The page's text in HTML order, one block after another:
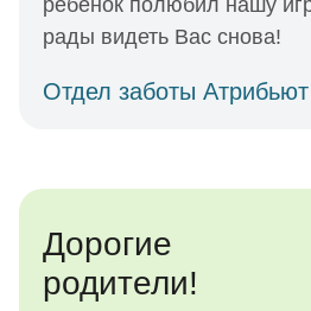
ребенок полюбил нашу
рады видеть Вас снова!
Отдел заботы
Дорогие
родители!